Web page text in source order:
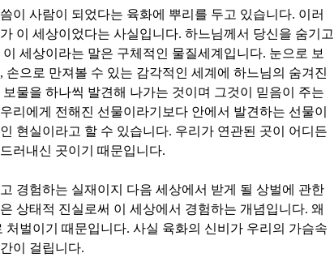
이 사람이 되었다는 육화에 뿌리를 두고 있습니다. 이러
이 세상이었다는 사실입니다. 하느님께서 당신을 숨기고
이 세상이라는 말은 구체적인 물질세계입니다. 눈으로 보
, 손으로 만져볼 수 있는 감각적인 세계에 하느님의 숨겨진
물을 하나씩 발견해 나가는 것이며 그것이 믿음이 주는
리에게 전해진 선물이라기보다 안에서 발견하는 선물이
현실이라고 할 수 있습니다. 우리가 연관된 곳이 어디든
러내신 곳이기 때문입니다.
경험하는 실재이지 다음 세상에서 받게 될 상벌에 관한
상태적 진실로써 이 세상에서 경험하는 개념입니다. 왜
처벌이기 때문입니다. 사실 육화의 신비가 우리의 가슴속
이 걸립니다.